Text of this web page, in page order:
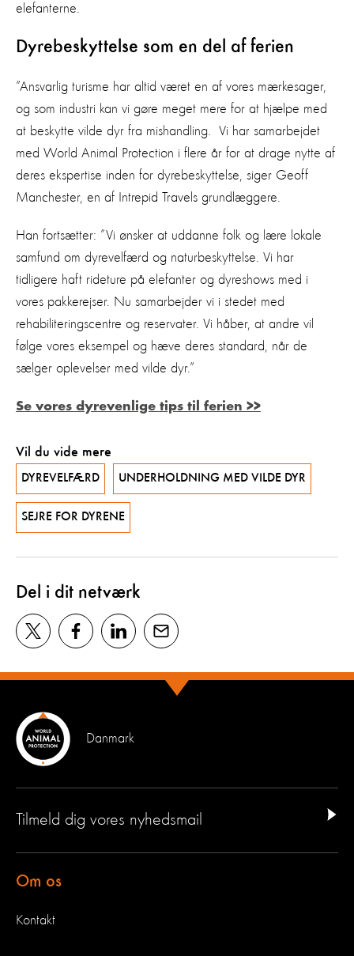
elefanterne.
Dyrebeskyttelse som en del af ferien
”Ansvarlig turisme har altid været en af vores mærkesager,
og som industri kan vi gøre meget mere for at hjælpe med
at beskytte vilde dyr fra mishandling. Vi har samarbejdet
med World Animal Protection i flere år for at drage nytte af
deres ekspertise inden for dyrebeskyttelse, siger Geoff
Manchester, en af Intrepid Travels grundlæggere.
Han fortsætter: ”Vi ønsker at uddanne folk og lære lokale
samfund om dyrevelfærd og naturbeskyttelse. Vi har
tidligere haft rideture på elefanter og dyreshows med i
vores pakkerejser. Nu samarbejder vi i stedet med
rehabiliteringscentre og reservater. Vi håber, at andre vil
følge vores eksempel og hæve deres standard, når de
sælger oplevelser med vilde dyr.”
Se vores dyrevenlige tips til ferien >>
Vil du vide mere
DYREVELFÆRD UNDERHOLDNING MED VILDE DYR
SEJRE FOR DYRENE
Del i dit netværk
Danmark
Tilmeld dig vores nyhedsmail
Om os
Kontakt